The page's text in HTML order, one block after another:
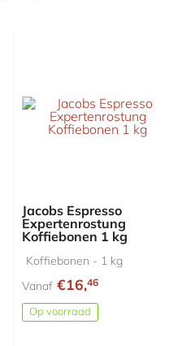
Jacobs Espresso
Expertenrostung
Koffiebonen 1 kg
Koffiebonen - 1 kg
Vanaf €16,46
Op voorraad